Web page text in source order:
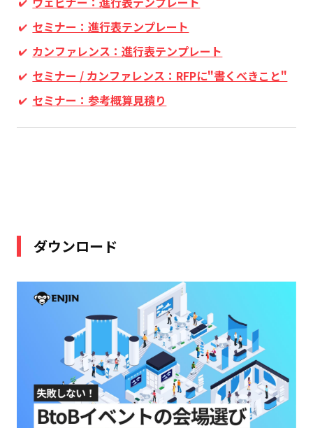
セミナー：進行表テンプレート
カンファレンス：進行表テンプレート
セミナー / カンファレンス：RFPに"書くべきこと"
セミナー：参考概算見積り
ダウンロード